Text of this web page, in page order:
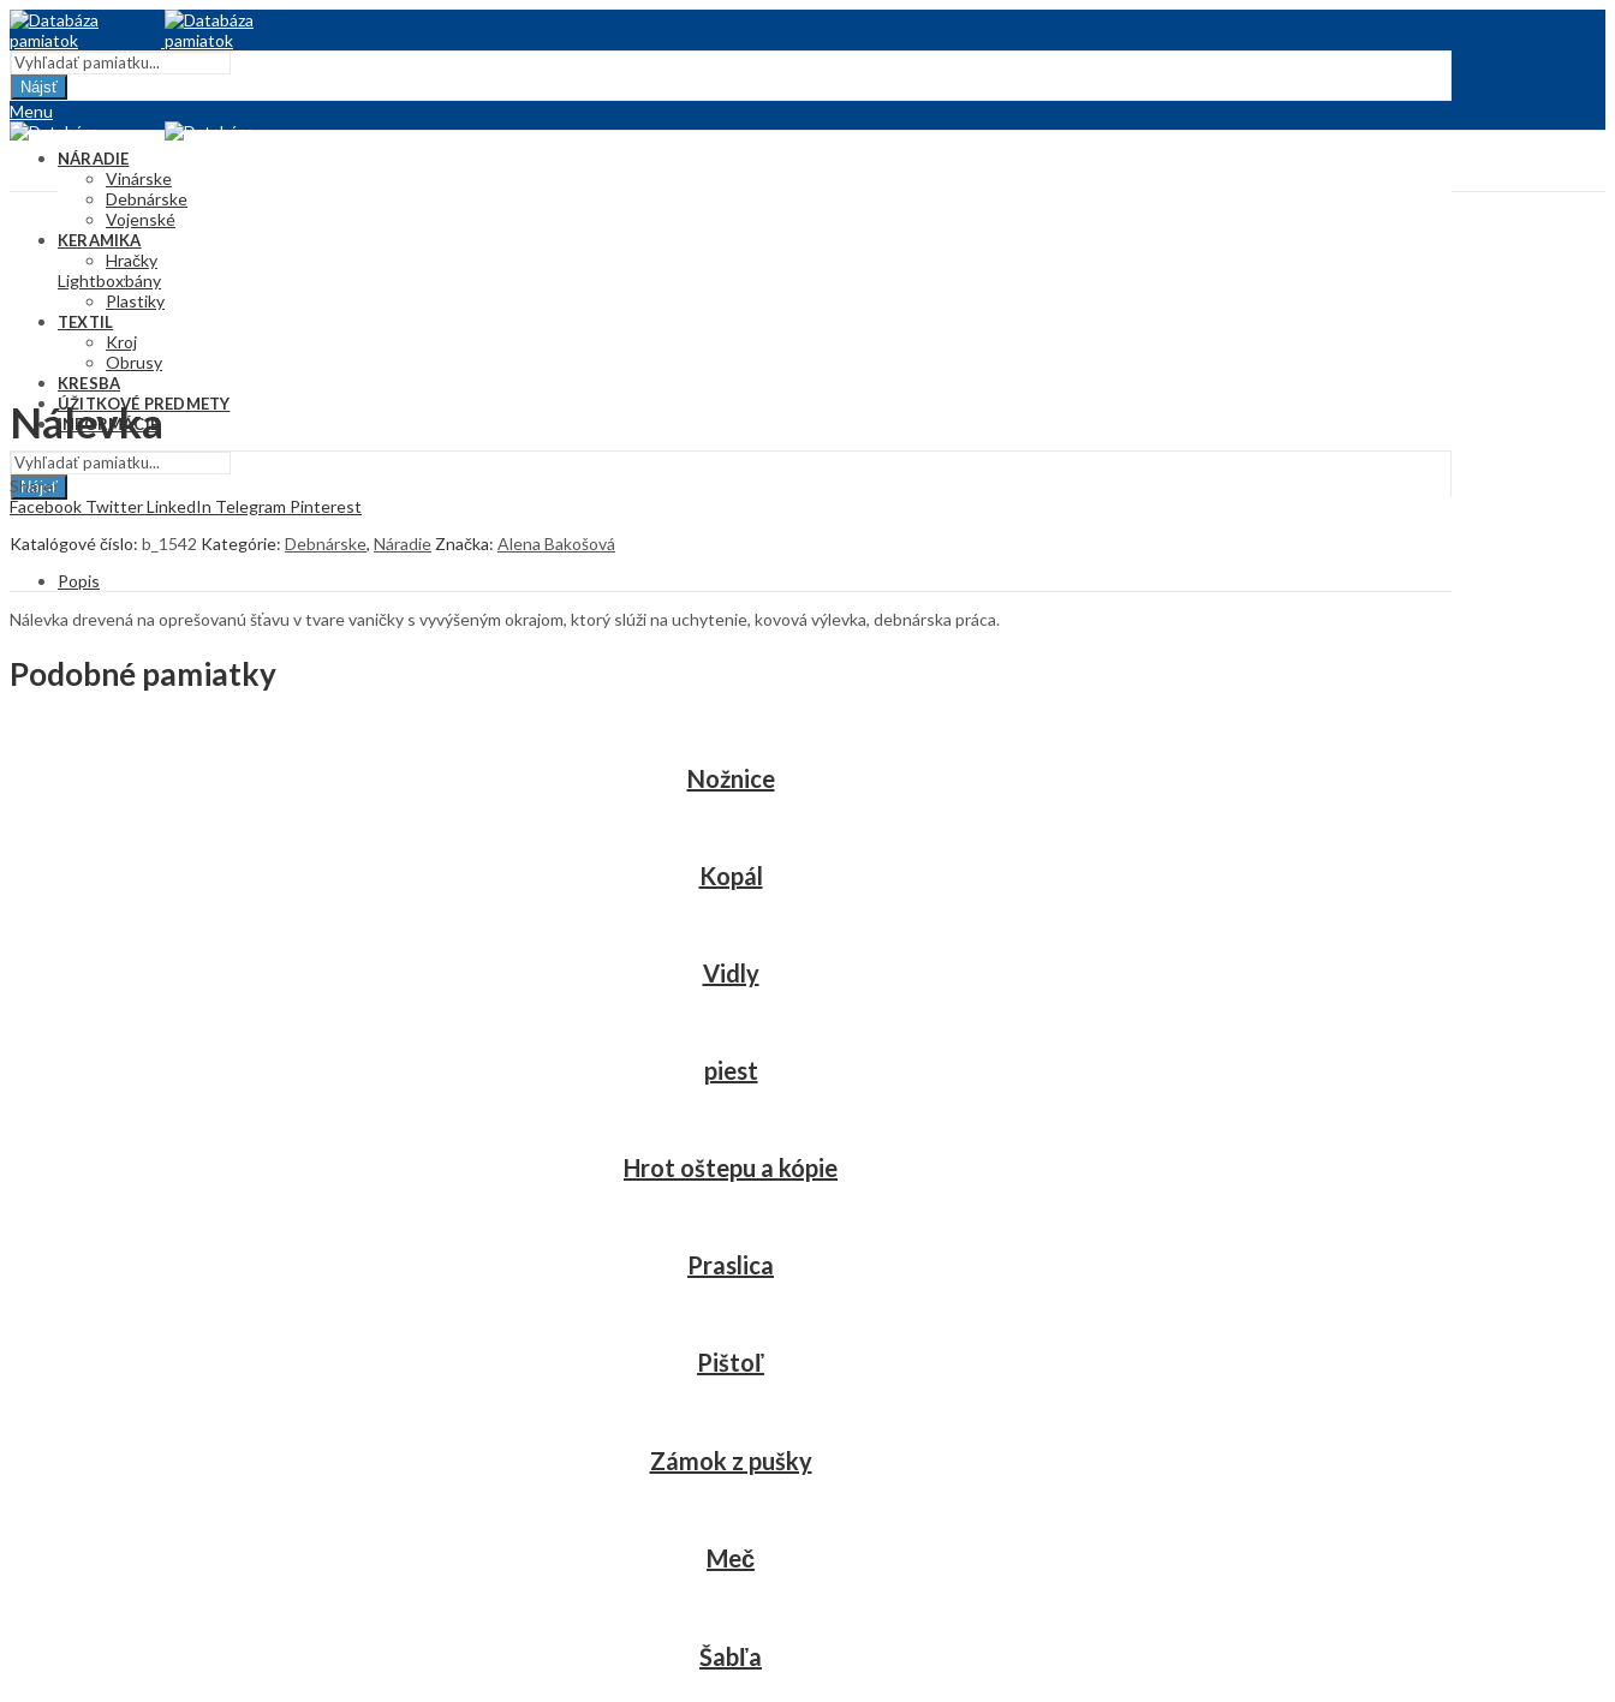
Nájsť
Menu
NÁRADIE
Vinárske
Debnárske
Vojenské
KERAMIKA
Hračky
Džbány
Plastiky
TEXTIL
Kroj
Obrusy
KRESBA
ÚŽITKOVÉ PREDMETY
INFORMÁCIE
Nájsť
Lightbox
Nálevka
Share:
Facebook TwitterLinkedIn Telegram Pinterest
Katalógové číslo: b_1542 Kategórie: Debnárske, Náradie Značka: Alena Bakošová
Popis
Nálevka drevená na oprešovanú šťavu v tvare vaničky s vyvýšeným okrajom, ktorý slúži na uchytenie, kovová výlevka, debnárska práca.
Podobné pamiatky
Nožnice
Kopál
Vidly
piest
Hrot oštepu a kópie
Praslica
Pištoľ
Zámok z pušky
Meč
Šabľa